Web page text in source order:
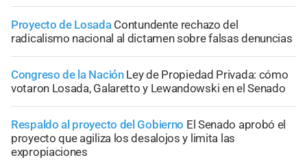
Proyecto de Losada Contundente rechazo del
radicalismo nacional al dictamen sobre falsas denuncias
Congreso de la Nación Ley de Propiedad Privada: cómo
votaron Losada, Galaretto y Lewandowski en el Senado
Respaldo al proyecto del Gobierno El Senado aprobó el
proyecto que agiliza los desalojos y limita las
expropiaciones